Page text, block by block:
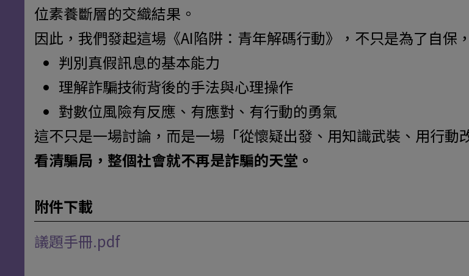
位素養斷層的交織結果。
因此，我們發起這場《AI陷阱：青年解碼行動》，不只是為了自保
判別真假訊息的基本能力
理解詐騙技術背後的手法與心理操作
對數位風險有反應、有應對、有行動的勇氣
這不只是一場討論，而是一場「從懷疑出發、用知識武裝、用行動
看清騙局，整個社會就不再是詐騙的天堂。
附件下載
議題手冊.pdf